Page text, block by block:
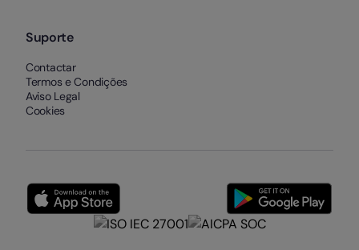
Suporte
Contactar
Termos e Condições
Aviso Legal
Cookies